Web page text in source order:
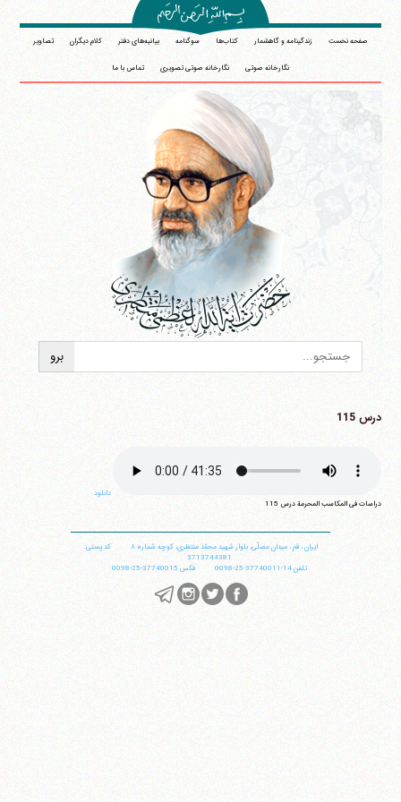
صفحه نخست زندگینامه و گاهشمار کتاب‌ها سوگنامه بیانیه‌های دفتر کلام دیگران تصاویر
نگارخانه صوتی نگارخانه صوتی تصویری تماس با ما
درس 115
دانلود
دراسات فی المکاسب المحرمة درس 115
ایران،قم،میدان مصلّی، بلوار شهید محمّد منتظری، كوچه شماره ٨
کد پستی:
3713744381
تلفن14-37740011-25-0098 فکس 37740015-25-0098
آیت‌الله منتظری
وب سایت رسمی آیت‌الله منتظری
قم،میدان مصلّی، بلوار شهید محمّد منتظری، كوچه
شماره ٨ کد پستی: 3713744381
فکس37740015-25-98+